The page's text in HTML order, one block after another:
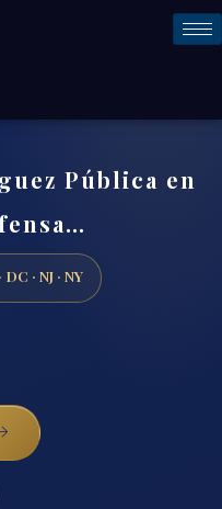
Pública en
· NJ · NY